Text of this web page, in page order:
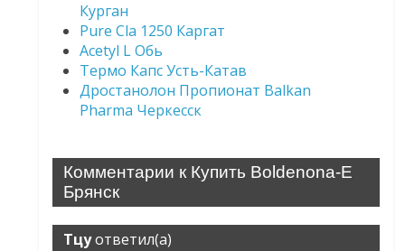
Курган
Pure Cla 1250 Каргат
Acetyl L Обь
Термо Капс Усть-Катав
Дростанолон Пропионат Balkan
Pharma Черкесск
Комментарии к Купить Boldenona-E
Брянск
Тцуответил(а)